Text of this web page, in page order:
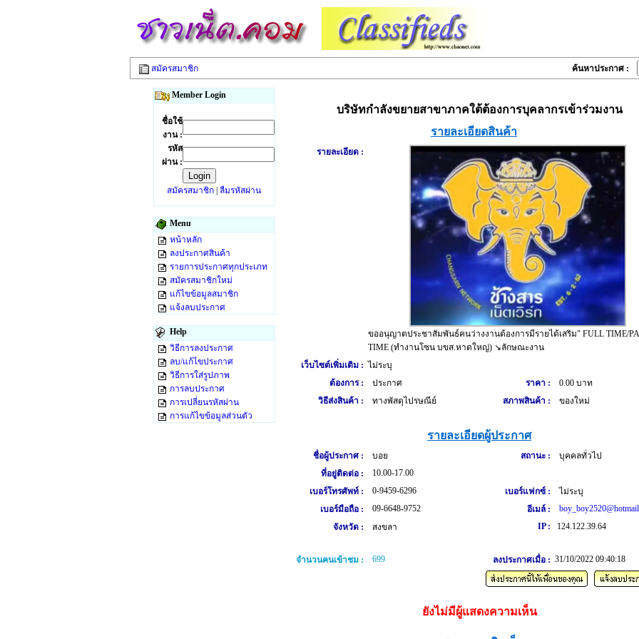
สมัครสมาชิก ค้นหาประกาศ :
Member Login
ชื่อใช้
งาน :
รหัส
ผ่าน :
สมัครสมาชิก ลืมรหัสผ่าน
Menu
หน้าหลัก
ลงประกาศสินค้า
รายการประกาศทุกประเภท
สมัครสมาชิกใหม่
แก้ไขข้อมูลสมาชิก
แจ้งลบประกาศ
Help
วิธีการลงประกาศ
ลบ/แก้ไขประกาศ
วิธีการใส่รูปภาพ
การลบประกาศ
การเปลี่ยนรหัสผ่าน
การแก้ไขข้อมูลส่วนตัว
บริษัทกำลังขยายสาขาภาคใต้ต้องการบุคลากรเข้าร่วมงาน
รายละเอียดสินค้า
รายละเอียด :
ขออนุญาตประชาสัมพันธ์คนว่างงานต้องการมีรายได้เสริม" FULL TIME/
TIME (ทำงานโซน บขส.หาดใหญ่) ↘ลักษณะงาน
เว็บไซต์เพิ่มเติม : ไม่ระบุ
ต้องการ :
ประกาศ ราคา :
0.00 บาท
วิธีส่งสินค้า :
ทางพัสดุไปรษณีย์ สภาพสินค้า : ของใหม่
รายละเอียดผู้ประกาศ
ชื่อผู้ประกาศ : บอย สถานะ :
บุคคลทั่วไป
ที่อยู่ติดต่อ :
10.00-17.00
เบอร์โทรศัพท์ :
0-9459-6296 เบอร์แฟกซ์ :
ไม่ระบุ
เบอร์มือถือ :
09-6648-9752 อีเมล์ :
จังหวัด :
สงขลา IP : 124.122.39.64
จำนวนคนเข้าชม : 699 ลงประกาศเมื่อ : 31/10/2022 09:40:18
ยังไม่มีผู้แสดงความเห็น